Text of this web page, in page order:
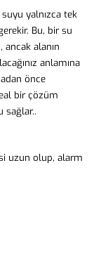
suyu yalnızca tek
Bu, bir su
ancak alanın
anlamına
önce
bir çözüm
sağlar..
uzun olup, alarm